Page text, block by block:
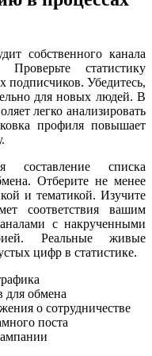
собственного канала
статистику
подписчиков. Убедитесь,
для новых людей. В
легко анализировать
профиля повышает
составление списка
Отберите не менее
и тематикой. Изучите
соответствия вашим
с накрученными
Реальные живые
цифр в статистике.
для обмена
о сотрудничестве
поста